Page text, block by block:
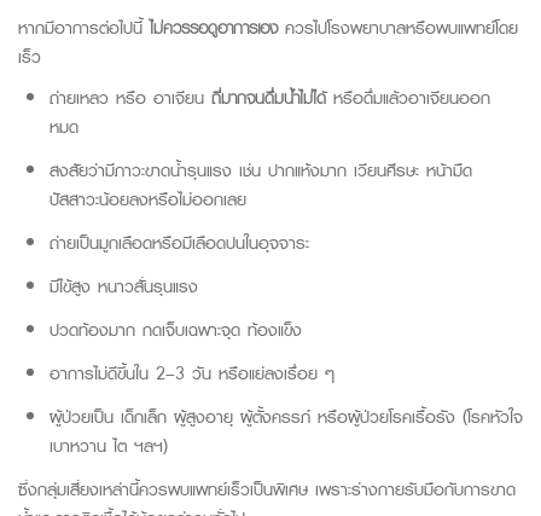
หากมีอาการต่อไปนี้ไม่ควรรอดูอาการเองควรไปโรงพยาบาลหรือพบแพทย์โดย
เร็ว
ถ่ายเหลว หรือ อาเจียน ถี่มากจนดื่มน้ำไม่ได้หรือดื่มแล้วอาเจียนออก
หมด
สงสัยว่ามีภาวะขาดน้ำรุนแรง เช่น ปากแห้งมาก เวียนศีรษะ หน้ามืด
ปัสสาวะน้อยลงหรือไม่ออกเลย
ถ่ายเป็นมูกเลือดหรือมีเลือดปนในอุจจาระ
มีไข้สูง หนาวสั่นรุนแรง
ปวดท้องมาก กดเจ็บเฉพาะจุด ท้องแข็ง
อาการไม่ดีขึ้นใน 2–3 วัน หรือแย่ลงเรื่อย ๆ
ผู้ป่วยเป็น เด็กเล็ก ผู้สูงอายุ ผู้ตั้งครรภ์ หรือผู้ป่วยโรคเรื้อรัง (โรคหัวใจ
เบาหวาน ไต ฯลฯ)
ซึ่งกลุ่มเสี่ยงเหล่านี้ควรพบแพทย์เร็วเป็นพิเศษ เพราะร่างกายรับมือกับการขาด